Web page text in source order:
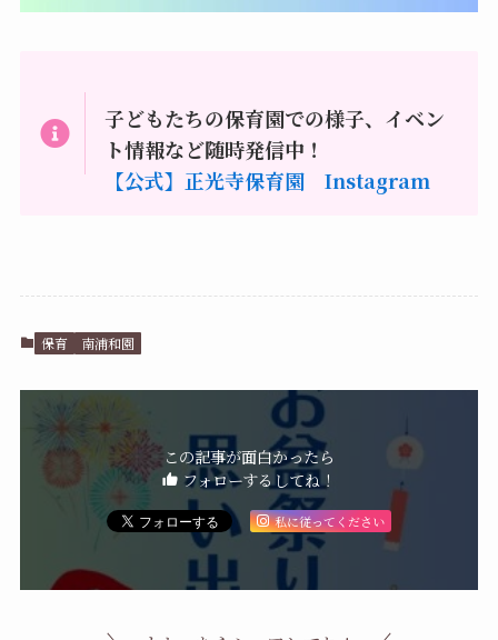
子どもたちの保育園での様子、イベン
ト情報など随時発信中！
【公式】正光寺保育園 Instagram
保育 南浦和園
この記事が面白かったら
フォローするしてね！
私に従ってください